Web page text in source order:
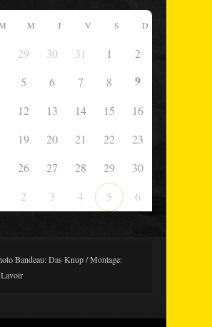
M J V S D
29 30 31 1
2
5 6 7 8 9
12 13 14 15
16
19 20 21 22
23
26 27 28 29
30
2 3 4 5 6
Bandeau: Das Knup / Montage:
Lavoir